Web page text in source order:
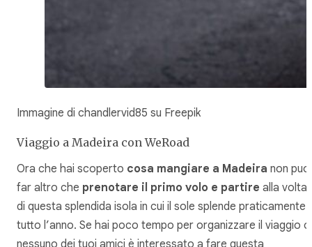
Immagine di chandlervid85 su Freepik
Viaggio a Madeira con WeRoad
Ora che hai scoperto cosa mangiare a Madeira non puoi
far altro che prenotare il primo volo e partire alla volta
di questa splendida isola in cui il sole splende praticamente
tutto l’anno. Se hai poco tempo per organizzare il viaggio o